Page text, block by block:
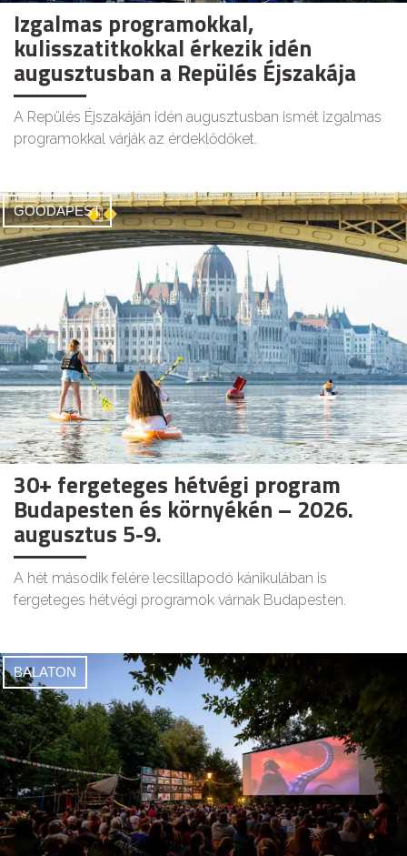
Izgalmas programokkal,
kulisszatitkokkal érkezik idén
augusztusban a Repülés Éjszakája
A Repülés Éjszakáján idén augusztusban ismét izgalmas
programokkal várják az érdeklődőket.
GOODAPEST
30+ fergeteges hétvégi program
Budapesten és környékén – 2026.
augusztus 5-9.
A hét második felére lecsillapodó kánikulában is
fergeteges hétvégi programok várnak Budapesten.
BALATON